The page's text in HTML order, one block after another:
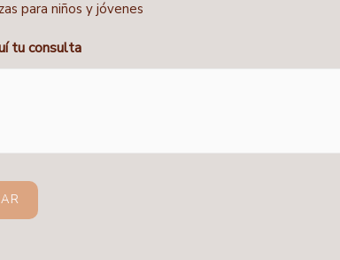
para niños y jóvenes
tu consulta